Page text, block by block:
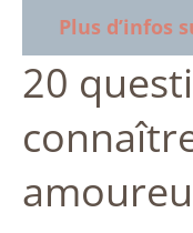
Plus d’infos
20